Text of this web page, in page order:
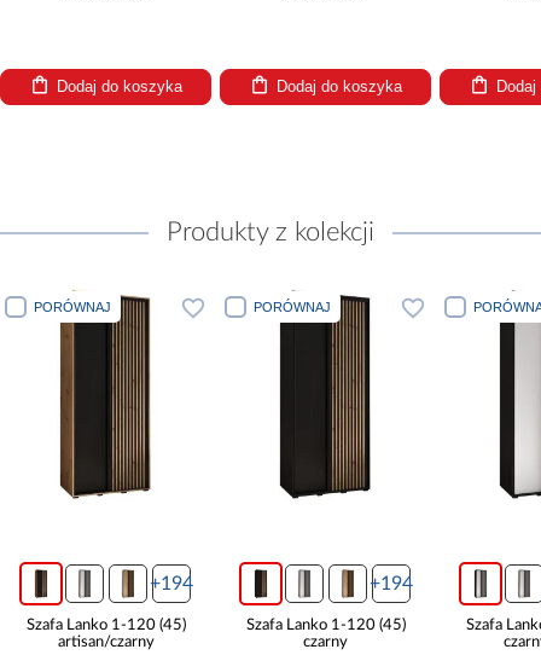
Dodaj do koszyka Dodaj do koszyka
Produkty z kolekcji
PORÓWNAJ
+194
Szafa Lanko 1-120 (45)
artisan/czarny
PORÓWNAJ
+194
Szafa Lanko 1-120 (45)
czarny
Szafa